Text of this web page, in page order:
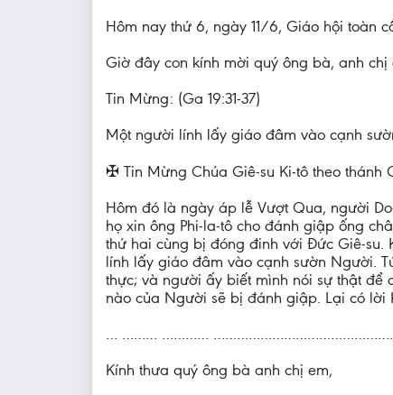
Hôm nay thứ 6, ngày 11/6, Giáo hội toàn
Giờ đây con kính mời quý ông bà, anh
Tin Mừng: (Ga 19:31-37)
Một người lính lấy giáo đâm vào cạnh
✠ Tin Mừng Chúa Giê-su Ki-tô theo thánh
Hôm đó là ngày áp lễ Vượt Qua, người
họ xin ông Phi-la-tô cho đánh giập ống
thứ hai cùng bị đóng đinh với Đức Giê-
lính lấy giáo đâm vào cạnh sườn Người.
thực; và người ấy biết mình nói sự thật để
nào của Người sẽ bị đánh giập. Lại có lời
Kính thưa quý ông bà anh chị em,